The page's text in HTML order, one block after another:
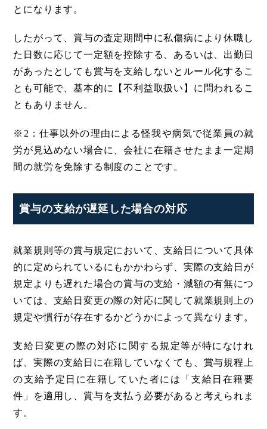
とになります。
したがって、賞与の査定期間中に私傷病により休職し
た日数に応じて一定額を控除する、あるいは、出勤日
があったとしても賞与を支給しないとルール化するこ
とも可能で、基本的に【不利益取扱い】に問われるこ
ともありません。
※2：仕事以外の理由による怪我や病気で従業員の就
労が見込めない場合に、会社に在籍させたまま一定期
間の就労を免除する制度のことです。
賞与の支給が遅延した場合の対応
就業規則等の賞与規定において、支給日について具体
的に定められているにもかかわらず、実際の支給日が
規定よりも遅れた場合の賞与の支給・減額の有無につ
いては、支給日変更の際の対応に関して就業規則上の
規定や慣行が存在するかどうかによって異なります。
支給日変更の際の対応に関する規定等が特になけれ
ば、実際の支給日に在籍していなくても、賞与規程上
の支給予定日に在籍していた者には「支給日在籍要
件」を適用し、賞与を支払う必要があると考えられま
す。